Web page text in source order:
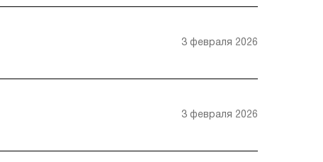
3 февраля 2026
3 февраля 2026